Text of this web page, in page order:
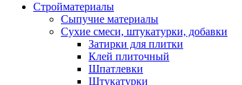
Стройматериалы
Сыпучие материалы
Сухие смеси, штукатурки, добавки
Затирки для плитки
Клей плиточный
Шпатлевки
Штукатурки